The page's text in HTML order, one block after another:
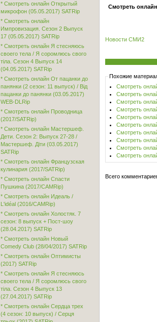
Смотреть
Новости СМИ2
Похожие
Смотреть
Смотреть
Смотреть
Смотреть
Смотреть
Смотреть
Смотреть
Смотреть
Смотреть
Смотреть
Всего
* Смотреть онлайн Открытый
микрофон (05.05.2017) SATRip
* Смотреть онлайн
Импровизация. Сезон 2 Выпуск
17 (05.05.2017) SATRip
* Смотреть онлайн Я стесняюсь
своего тела / Я соромлюсь свого
тіла. Сезон 4 Выпуск 14
(04.05.2017) SATRip
* Смотреть онлайн От пацанки до
панянки (2 сезон: 11 выпуск) / Від
пацанки до панянки (03.05.2017)
WEB-DLRip
* Смотреть онлайн Проводница
(2017/SATRip)
* Смотреть онлайн Мастершеф.
Дети. Сезон 2: Выпуск 27-28 /
Мастершеф. Діти (03.05.2017)
SATRip
* Смотреть онлайн Французская
кулинария (2017/SATRip)
* Смотреть онлайн Спасти
Пушкина (2017/CAMRip)
* Смотреть онлайн Идеаль /
L'idéal (2016/CAMRip)
* Смотреть онлайн Холостяк. 7
сезон: 8 выпуск + Пост-шоу
(28.04.2017) SATRip
* Смотреть онлайн Новый
Comedy Club (28/04/2017) SATRip
* Смотреть онлайн Оптимисты
(2017) SATRip
* Смотреть онлайн Я стесняюсь
своего тела / Я соромлюсь свого
тіла. Сезон 4 Выпуск 13
(27.04.2017) SATRip
* Смотреть онлайн Сердца трех
(4 сезон: 10 выпуск) / Серця